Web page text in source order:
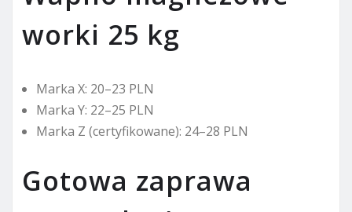
worki 25 kg
Marka X: 20–23 PLN
Marka Y: 22–25 PLN
Marka Z (certyfikowane): 24–28 PLN
Gotowa zaprawa